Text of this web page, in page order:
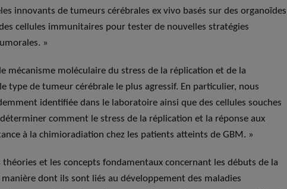
innovants de tumeurs cérébrales ex vivo basés sur des organoïdes
cellules immunitaires pour tester de nouvelles stratégies
»
mécanisme moléculaire du stress de la réplication et de la
type de tumeur cérébrale le plus agressif. En particulier, nous
identifiée dans le laboratoire ainsi que des cellules souches
comment le stress de la réplication et la réponse aux
à la chimioradiation chez les patients atteints de GBM. »
et les concepts fondamentaux concernant les débuts de la
dont ils sont liés au développement des maladies